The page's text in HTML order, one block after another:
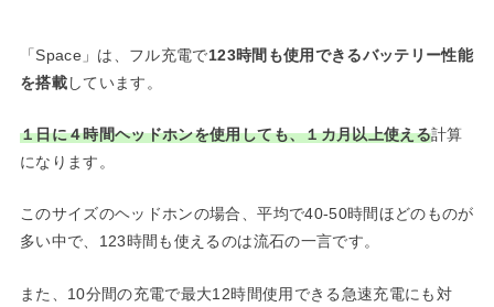
「Space」は、フル充電で123時間も使用できるバッテリー性能
を搭載しています。
１日に４時間ヘッドホンを使用しても、１カ月以上使える計算
になります。
このサイズのヘッドホンの場合、平均で40-50時間ほどのものが
多い中で、123時間も使えるのは流石の一言です。
また、10分間の充電で最大12時間使用できる急速充電にも対